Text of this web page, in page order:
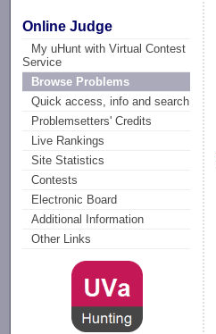
Online Judge
My uHunt with Virtual Contest
Service
Browse Problems
Quick access, info and search
Problemsetters' Credits
Live Rankings
Site Statistics
Contests
Electronic Board
Additional Information
Other Links